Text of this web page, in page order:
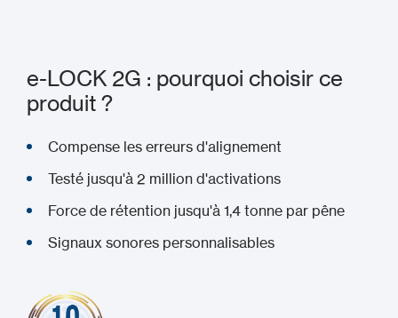
e-LOCK 2G : pourquoi choisir ce
produit ?
Compense les erreurs d'alignement
Testé jusqu'à 2 million d'activations
Force de rétention jusqu'à 1,4 tonne par pêne
Signaux sonores personnalisables